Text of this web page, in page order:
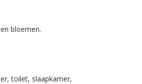
bloemen.
toilet, slaapkamer,